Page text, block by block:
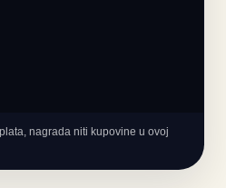
nagrada niti kupovine u ovoj